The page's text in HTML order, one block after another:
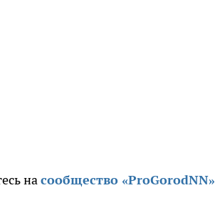
насообщество «ProGorodNN»